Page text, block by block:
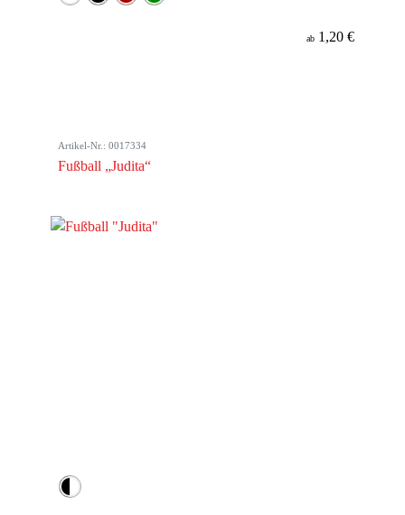
ab 1,20 €
Artikel-Nr.: 0017334
Fußball „Judita“